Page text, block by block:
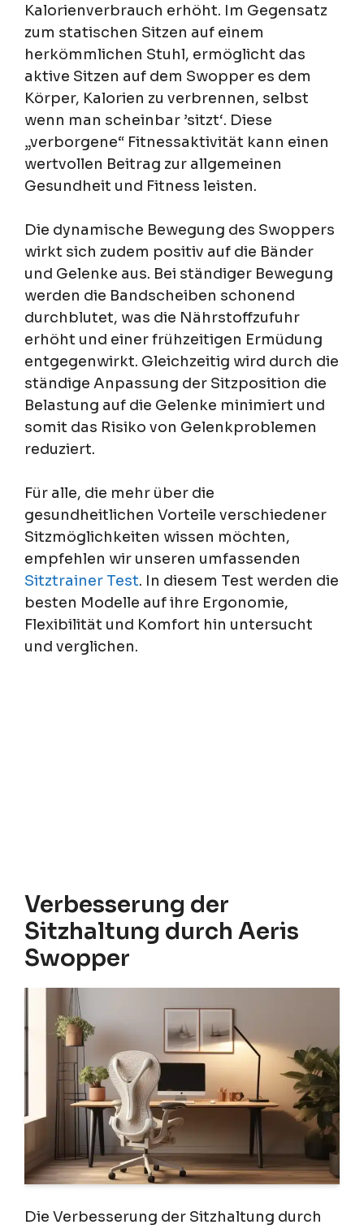
Kalorienverbrauch erhöht. Im Gegensatz
zum statischen Sitzen auf einem
herkömmlichen Stuhl, ermöglicht das
aktive Sitzen auf dem Swopper es dem
Körper, Kalorien zu verbrennen, selbst
wenn man scheinbar ’sitzt‘. Diese
„verborgene“ Fitnessaktivität kann einen
wertvollen Beitrag zur allgemeinen
Gesundheit und Fitness leisten.
Die dynamische Bewegung des Swoppers
wirkt sich zudem positiv auf die Bänder
und Gelenke aus. Bei ständiger Bewegung
werden die Bandscheiben schonend
durchblutet, was die Nährstoffzufuhr
erhöht und einer frühzeitigen Ermüdung
entgegenwirkt. Gleichzeitig wird durch die
ständige Anpassung der Sitzposition die
Belastung auf die Gelenke minimiert und
somit das Risiko von Gelenkproblemen
reduziert.
Für alle, die mehr über die
gesundheitlichen Vorteile verschiedener
Sitzmöglichkeiten wissen möchten,
empfehlen wir unseren umfassenden
Sitztrainer Test. In diesem Test werden die
besten Modelle auf ihre Ergonomie,
Flexibilität und Komfort hin untersucht
und verglichen.
Verbesserung der
Sitzhaltung durch Aeris
Swopper
Die Verbesserung der Sitzhaltung durch